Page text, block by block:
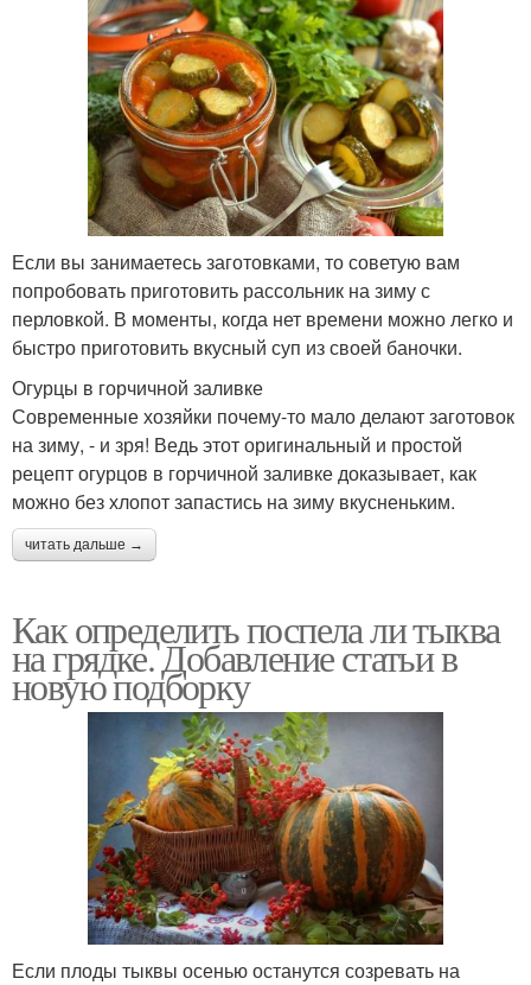
Если вы занимаетесь заготовками, то советую вам
попробовать приготовить рассольник на зиму с
перловкой. В моменты, когда нет времени можно легко и
быстро приготовить вкусный суп из своей баночки.
Огурцы в горчичной заливке
Современные хозяйки почему-то мало делают заготовок
на зиму, - и зря! Ведь этот оригинальный и простой
рецепт огурцов в горчичной заливке доказывает, как
можно без хлопот запастись на зиму вкусненьким.
читать дальше →
Как определить поспела ли тыква
на грядке. Добавление статьи в
новую подборку
Если плоды тыквы осенью останутся созревать на